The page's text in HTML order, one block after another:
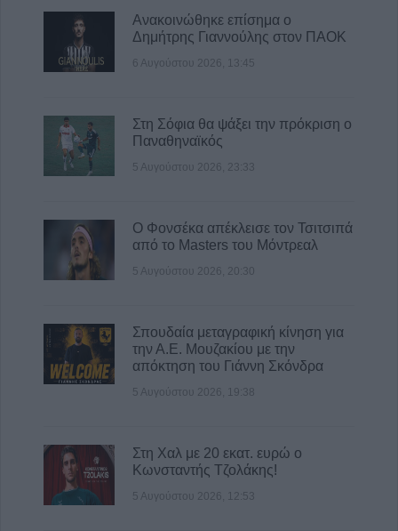
Ανακοινώθηκε επίσημα ο
Δημήτρης Γιαννούλης στον ΠΑΟΚ
6 Αυγούστου 2026, 13:45
Στη Σόφια θα ψάξει την πρόκριση ο
Παναθηναϊκός
5 Αυγούστου 2026, 23:33
Ο Φονσέκα απέκλεισε τον Τσιτσιπά
από το Masters του Μόντρεαλ
5 Αυγούστου 2026, 20:30
Σπουδαία μεταγραφική κίνηση για
την Α.Ε. Μουζακίου με την
απόκτηση του Γιάννη Σκόνδρα
5 Αυγούστου 2026, 19:38
Στη Χαλ με 20 εκατ. ευρώ ο
Κωνσταντής Τζολάκης!
5 Αυγούστου 2026, 12:53